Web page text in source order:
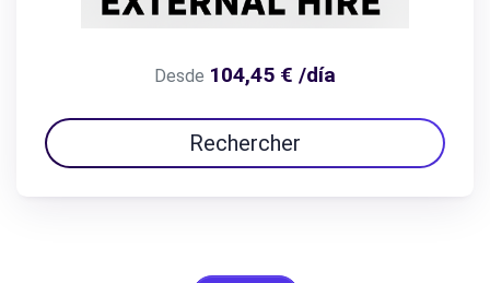
Desde 104,45 € /día
Rechercher